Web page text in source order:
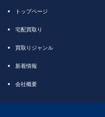
トップページ
宅配買取り
買取りジャンル
新着情報
会社概要